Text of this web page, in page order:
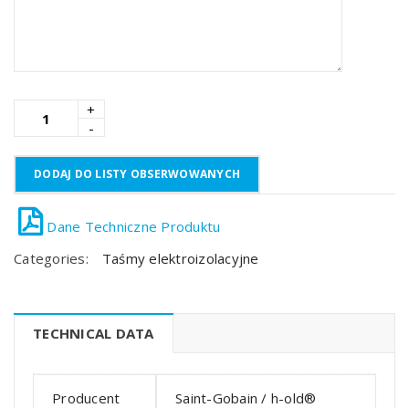
DODAJ DO LISTY OBSERWOWANYCH
Categories: Taśmy elektroizolacyjne
TECHNICAL DATA
Producent Saint-Gobain / h-old®